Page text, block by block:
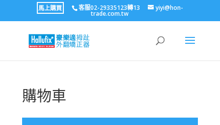
有任何問題請撥02-29335123分機13有專人為您服務 本站下單
馬上購買 客服02-29335123轉13 yiyi@hon-
trade.com.tw
購物車